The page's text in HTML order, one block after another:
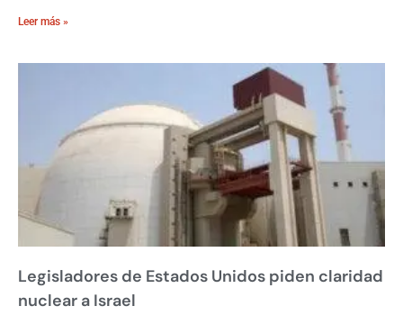
Leer más »
Legisladores de Estados Unidos piden claridad
nuclear a Israel